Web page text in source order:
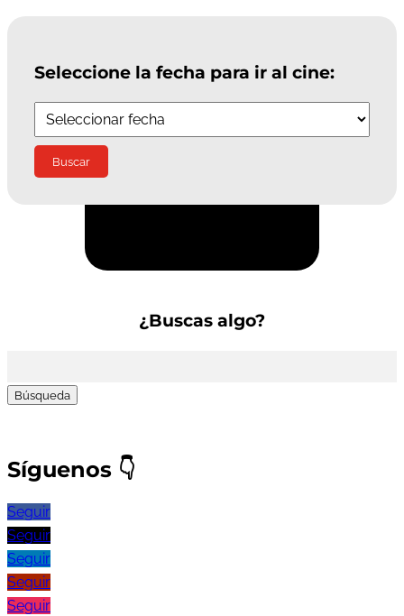
Seleccione la fecha para ir al cine:
¿Buscas algo?
Síguenos 👇
Seguir
Seguir
Seguir
Seguir
Seguir